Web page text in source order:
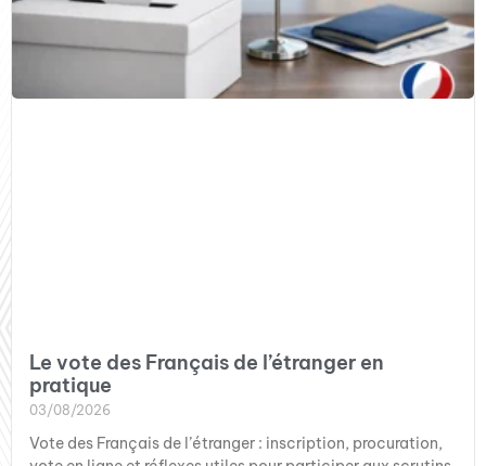
Le vote des Français de l’étranger en
pratique
03/08/2026
Vote des Français de l’étranger : inscription, procuration,